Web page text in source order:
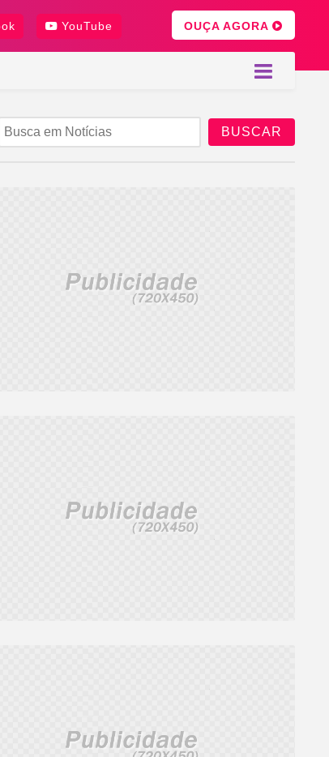
YouTube OUÇA AGORA
BUSCAR
semestre